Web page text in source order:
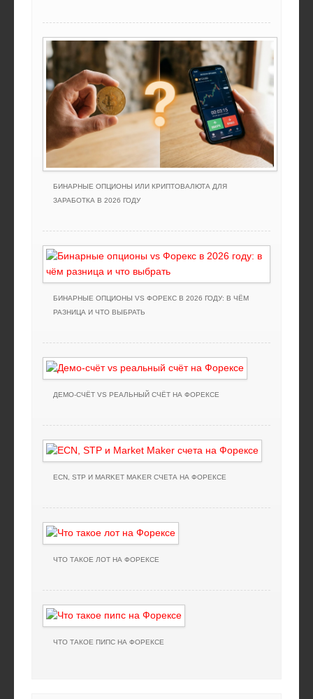
БИНАРНЫЕ ОПЦИОНЫ ИЛИ КРИПТОВАЛЮТА ДЛЯ
ЗАРАБОТКА В 2026 ГОДУ
БИНАРНЫЕ ОПЦИОНЫ VS ФОРЕКС В 2026 ГОДУ: В ЧЁМ
РАЗНИЦА И ЧТО ВЫБРАТЬ
ДЕМО-СЧЁТ VS РЕАЛЬНЫЙ СЧЁТ НА ФОРЕКСЕ
ECN, STP И MARKET MAKER СЧЕТА НА ФОРЕКСЕ
ЧТО ТАКОЕ ЛОТ НА ФОРЕКСЕ
ЧТО ТАКОЕ ПИПС НА ФОРЕКСЕ